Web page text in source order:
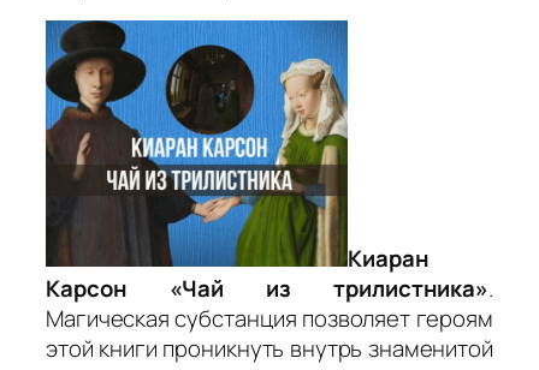
Киаран
Карсон «Чай из трилистника».
Магическая субстанция позволяет героям
этой книги проникнуть внутрь знаменитой